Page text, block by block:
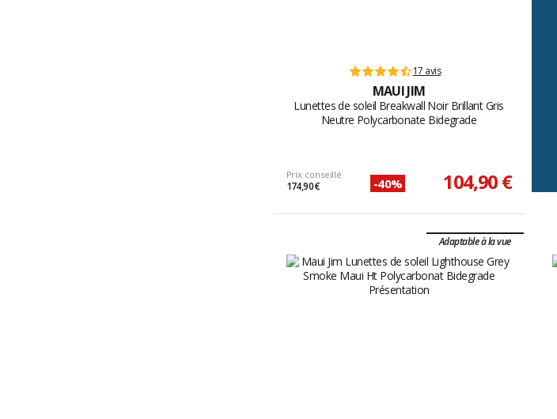
17 avis
MAUI JIM
Lunettes de soleil Breakwall Noir Brillant Gris
Neutre Polycarbonate Bidegrade
Prix conseillé
174,90 € -40% 104,90 €
Adaptable à la vue